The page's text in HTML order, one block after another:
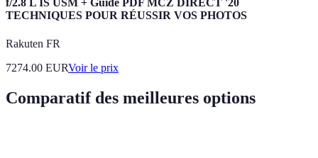
f/2.8 L IS USM + Guide PDF MCZ DIRECT '20
TECHNIQUES POUR RÉUSSIR VOS PHOTOS
Rakuten FR
7274.00 EURVoir le prix
Comparatif des meilleures options